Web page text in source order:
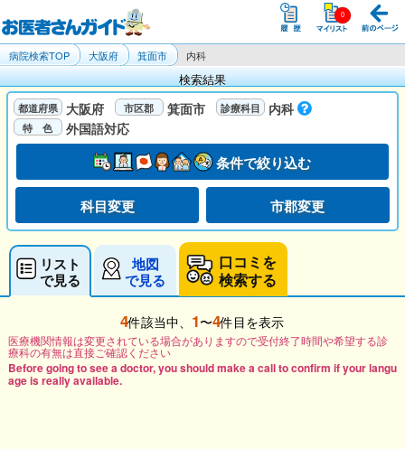
病院検索TOP 大阪府 箕面市 内科
検索結果
大阪府 箕面市
内科
外国語対応
条件で絞り込む
科目変更 市郡変更
リスト
で見る
地図
で見る
口コミを
検索する
4件該当中、 1〜4件目を表示
医療機関情報は変更されている場合がありますので受付終了時間や希望する診
療科の有無は直接ご確認ください
Before going to see a doctor, you should make a call to confirm if your langu
age is really available.